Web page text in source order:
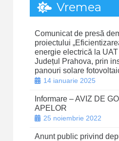
Vremea
Comunicat de presă
proiectului
energie electrică la
Județul Prahova, prin
panouri solare
14 ianuarie 2025
Informare – AVIZ DE
APELOR
25 noiembrie 2022
Anunt public privind